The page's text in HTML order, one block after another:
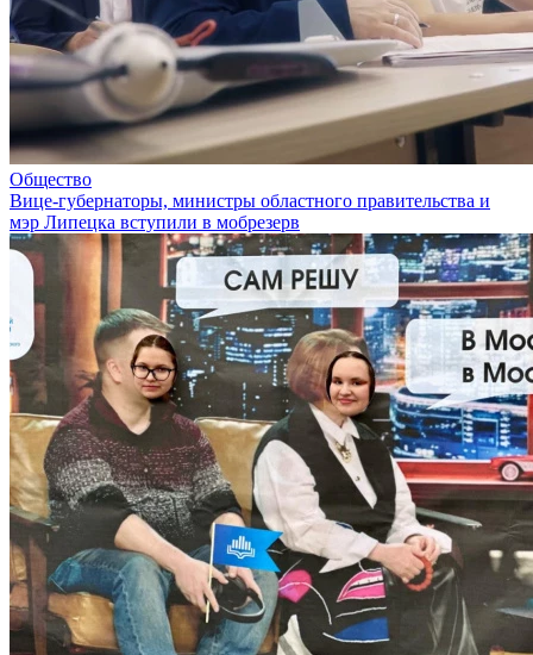
Общество
Вице-губернаторы, министры областного правительства и
мэр Липецка вступили в мобрезерв